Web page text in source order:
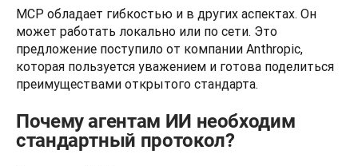
MCP обладает гибкостью и в других аспектах. Он
может работать локально или по сети. Это
предложение поступило от компании Anthropic,
которая пользуется уважением и готова поделиться
преимуществами открытого стандарта.
Почему агентам ИИ необходим
стандартный протокол?